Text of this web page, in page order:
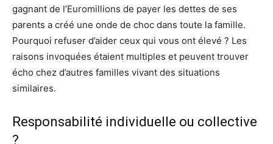
gagnant de l’Euromillions de payer les dettes de ses
parents a créé une onde de choc dans toute la famille.
Pourquoi refuser d’aider ceux qui vous ont élevé ? Les
raisons invoquées étaient multiples et peuvent trouver
écho chez d’autres familles vivant des situations
similaires.
Responsabilité individuelle ou collective
?